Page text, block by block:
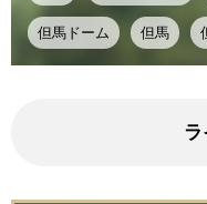
但馬ドーム 但馬